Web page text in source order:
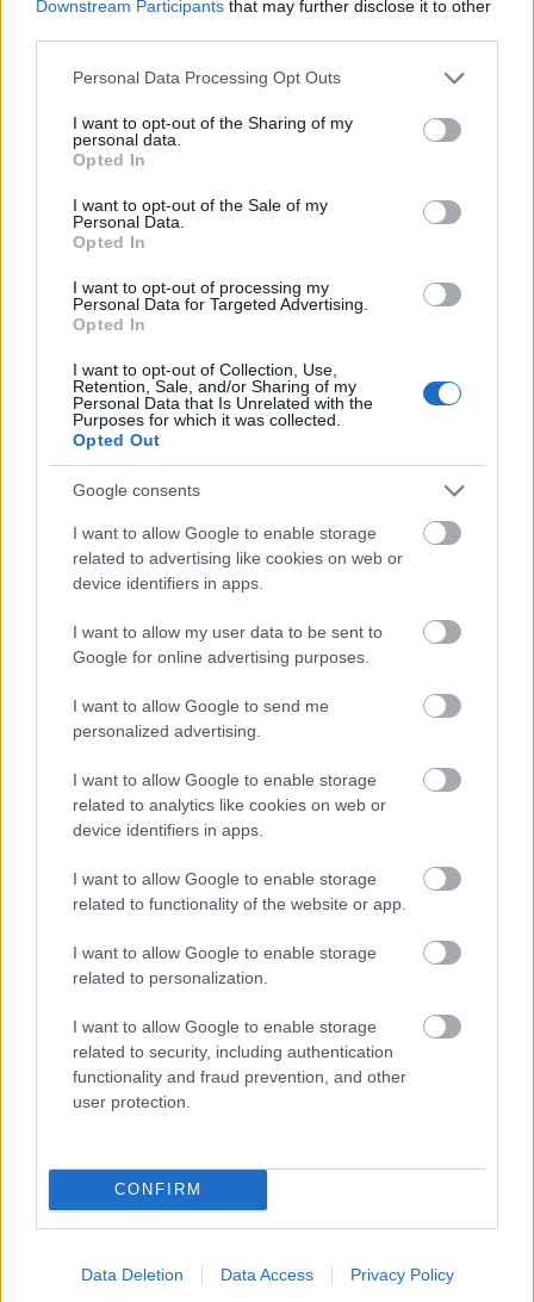
Downstream Participants that may further disclose it to other
Please note that this website/app uses one or more Google
not limited to your visit or usage behaviour. You may click to
grant or deny consent to Google and its third-party tags to
use your data for below specified purposes in below Google
consent section.
Personal Data Processing Opt Outs
I want to opt-out of the Sharing of my
personal data.
Opted In
I want to opt-out of the Sale of my
Personal Data.
Opted In
I want to opt-out of processing my
Personal Data for Targeted Advertising.
Opted In
I want to opt-out of Collection, Use,
Retention, Sale, and/or Sharing of my
Personal Data that Is Unrelated with the
Purposes for which it was collected.
Opted Out
Google consents
I want to allow Google to enable storage
related to advertising like cookies on web or
device identifiers in apps.
I want to allow my user data to be sent to
Google for online advertising purposes.
I want to allow Google to send me
personalized advertising.
I want to allow Google to enable storage
related to analytics like cookies on web or
device identifiers in apps.
I want to allow Google to enable storage
related to functionality of the website or app.
I want to allow Google to enable storage
related to personalization.
I want to allow Google to enable storage
related to security, including authentication
functionality and fraud prevention, and other
user protection.
CONFIRM
Data Deletion Data Access Privacy Policy
10 dolog, amit a legnehezebb volt
„Lehet, hogy letörik a körmöm, de
akkor is én javítom a székemet” - 7
dolog, amit nem tudtál a
kerekesszékesekről